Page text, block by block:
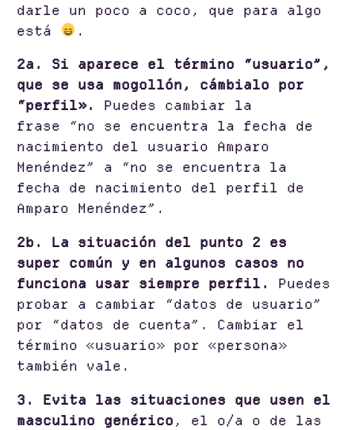
darle un poco a coco, que para algo
está
.
2a. Si aparece el término “usuario”,
que se usa mogollón, cámbialo por
“perfil».
Puedes cambiar la
frase “no se encuentra la fecha de
nacimiento del usuario Amparo
Menéndez” a “no se encuentra la
fecha de nacimiento del perfil de
Amparo Menéndez”.
2b. La situación del punto 2 es
super común y en algunos casos no
funciona usar siempre perfil.
Puedes
probar a cambiar “datos de usuario”
por “datos de cuenta”. Cambiar el
término «usuario» por «persona»
también vale.
3. Evita las situaciones que usen el
masculino genérico , el o/a o de las